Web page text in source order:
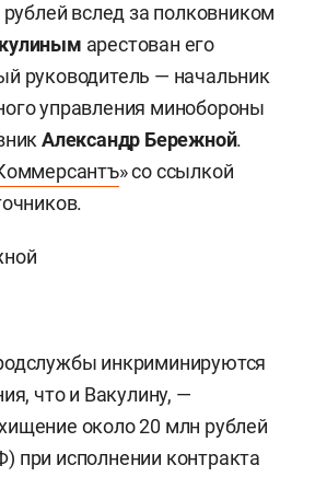
вслед за полковником
арестован его
руководитель — начальник
управления минобороны
Александр Бережной.
» со ссылкой
инкриминируются
что и Вакулину, —
около 20 млн рублей
при исполнении контракта